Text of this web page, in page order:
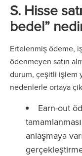
S. Hisse
bedel”
Ertelenmiş ödeme,
ödenmeyen satın
durum, çeşitli işlem
nedenlerle ortaya
Earn-out
anlaşmaya